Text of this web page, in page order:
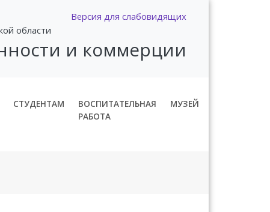
Версия для слабовидящих
области
и коммерции
СТУДЕНТАМ
ВОСПИТАТЕЛЬНАЯ
РАБОТА
МУЗЕЙ